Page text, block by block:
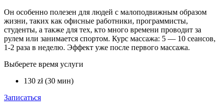
Он особенно полезен для людей с малоподвижным образом
жизни, таких как офисные работники, программисты,
студенты, а также для тех, кто много времени проводит за
рулем или занимается спортом. Курс массажа: 5 — 10 сеансов,
1-2 раза в неделю. Эффект уже после первого массажа.
Выберете время услуги
130 zł (30 мин)
Записаться